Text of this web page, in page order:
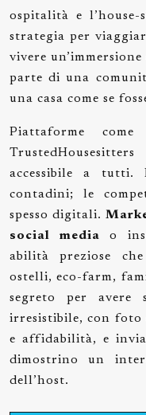
ospitalità e
strategia per
vivere
parte di una
una casa come se
Piattaforme come
accessibile a tutti.
contadini; le
spesso digitali.
social media o
abilità preziose
ostelli, eco-farm,
segreto per avere
irresistibile, con foto
e affidabilità, e
dimostrino un
dell’host.